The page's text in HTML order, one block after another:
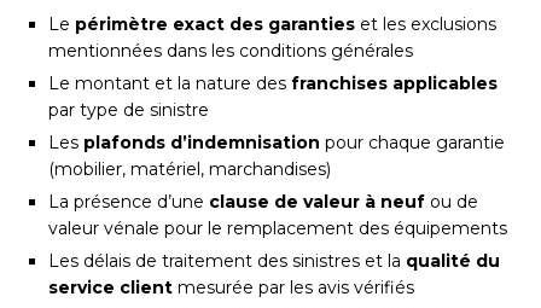
Le périmètre exact des garanties et les exclusions
mentionnées dans les conditions générales
Le montant et la nature des franchises applicables
par type de sinistre
Les plafonds d’indemnisation pour chaque garantie
(mobilier, matériel, marchandises)
La présence d’une clause de valeur à neuf ou de
valeur vénale pour le remplacement des équipements
Les délais de traitement des sinistres et la qualité du
service client mesurée par les avis vérifiés